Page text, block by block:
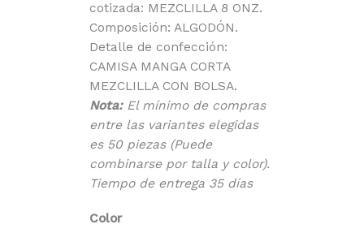
cotizada: MEZCLILLA 8 ONZ.
Composición: ALGODÓN.
Detalle de confección:
CAMISA MANGA CORTA
MEZCLILLA CON BOLSA.
Nota: El mínimo de compras
entre las variantes elegidas
es 50 piezas (Puede
combinarse por talla y color).
Tiempo de entrega 35 días
Color